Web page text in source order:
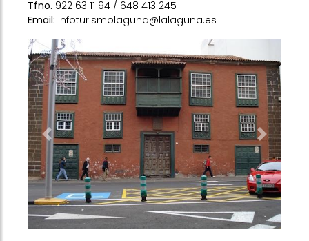
Tfno. 922 63 11 94 / 648 413 245
Email: infoturismolaguna@lalaguna.es
Previous Next